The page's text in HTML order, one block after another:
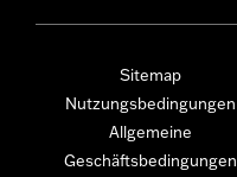
Sitemap
Nutzungsbedingungen
Allgemeine
Geschäftsbedingungen